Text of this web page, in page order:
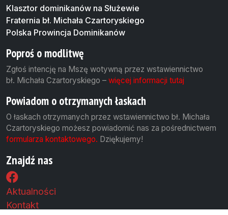
Klasztor dominikanów na Służewie
Fraternia bł. Michała Czartoryskiego
Polska Prowincja Dominikanów
Poproś o modlitwę
Zgłoś intencję na Mszę wotywną przez wstawiennictwo
bł. Michała Czartoryskiego – więcej informacji tutaj
Powiadom o otrzymanych łaskach
O łaskach otrzymanych przez wstawiennictwo bł. Michała
Czartoryskiego możesz powiadomić nas za pośrednictwem
formularza kontaktowego. Dziękujemy!
Znajdź nas
Aktualności
Kontakt